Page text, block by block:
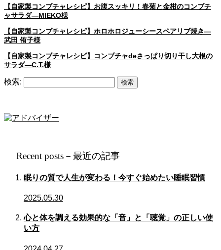
【自家製コンブチャレシピ】お腹スッキリ！春菊と金柑のコンブチ
ャサラダ―MIEKO様
【自家製コンブチャレシピ】ホロホロジューシースペアリブ焼き―
武田 侑子様
【自家製コンブチャレシピ】コンブチャdeさっぱり切り干し大根の
サラダ―C.T.様
検索:
Recent posts－最近の記事
眠りの質で人生が変わる！今すぐ始めたい睡眠習慣
2025.05.30
心と体を調える効果的な「音」と「聴覚」の正しい使
い方